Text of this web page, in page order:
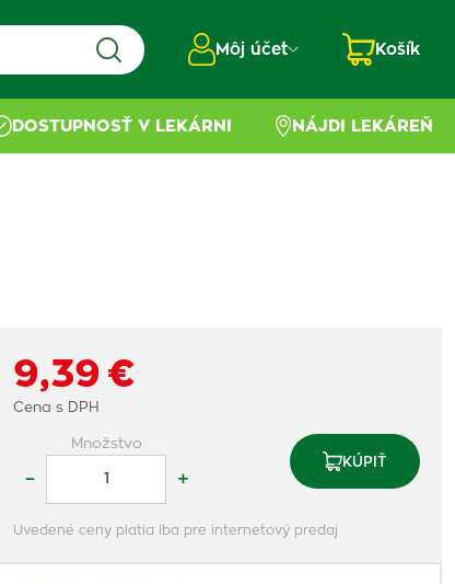
Môj účet Košík
DOSTUPNOSŤ V LEKÁRNI NÁJDI LEKÁREŇ
9,39 €
Cena s DPH
Množstvo
– +
KÚPIŤ
Uvedené ceny platia iba pre internetový predaj